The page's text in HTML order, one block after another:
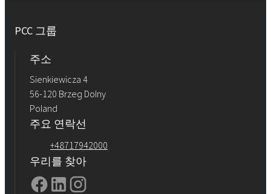
PCC 그룹
주소
Sienkiewicza 4
56-120 Brzeg Dolny
Poland
주요 연락선
+48717942000
우리를 찾아